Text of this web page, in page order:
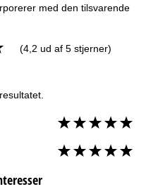
med den tilsvarende
(4,2 ud af 5 stjerner)